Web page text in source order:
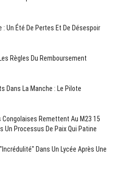
Un Été De Pertes Et De Désespoir
Règles Du Remboursement
Dans La Manche : Le Pilote
Congolaises Remettent Au M23 15
Un Processus De Paix Qui Patine
Dans Un Lycée Après Une